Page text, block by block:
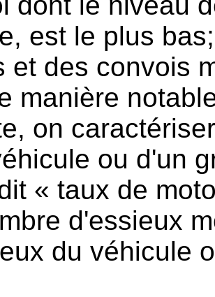
est le plus
et des convois
manière
on
ou d'un
« taux de
d'essieux
du véhicule